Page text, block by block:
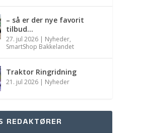
– så er der nye favorit
tilbud…
27. jul 2026 | Nyheder,
SmartShop Bakkelandet
Traktor Ringridning
21. jul 2026 | Nyheder
REDAKTØRER